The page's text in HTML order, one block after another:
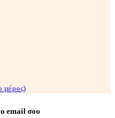
μέρος)
email σου